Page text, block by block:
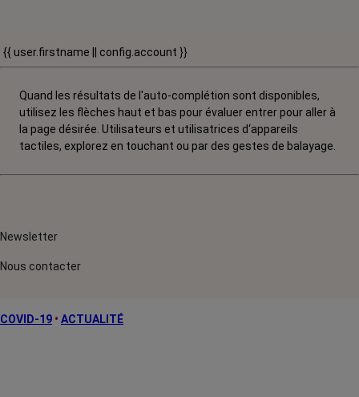
{{ user.firstname || config.account }}
Quand les résultats de l'auto-complétion sont disponibles,
utilisez les flèches haut et bas pour évaluer entrer pour aller à
la page désirée. Utilisateurs et utilisatrices d‘appareils
tactiles, explorez en touchant ou par des gestes de balayage.
Newsletter
Nous contacter
COVID-19 • ACTUALITÉ